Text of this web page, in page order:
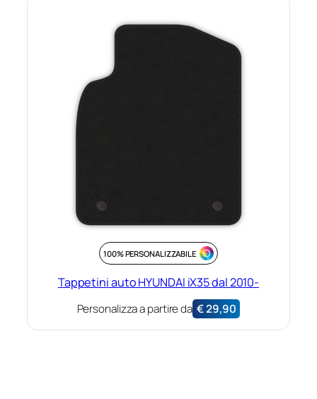
100% PERSONALIZZABILE
Tappetini auto HYUNDAI iX35 dal 2010-
Personalizza a partire da €29,90